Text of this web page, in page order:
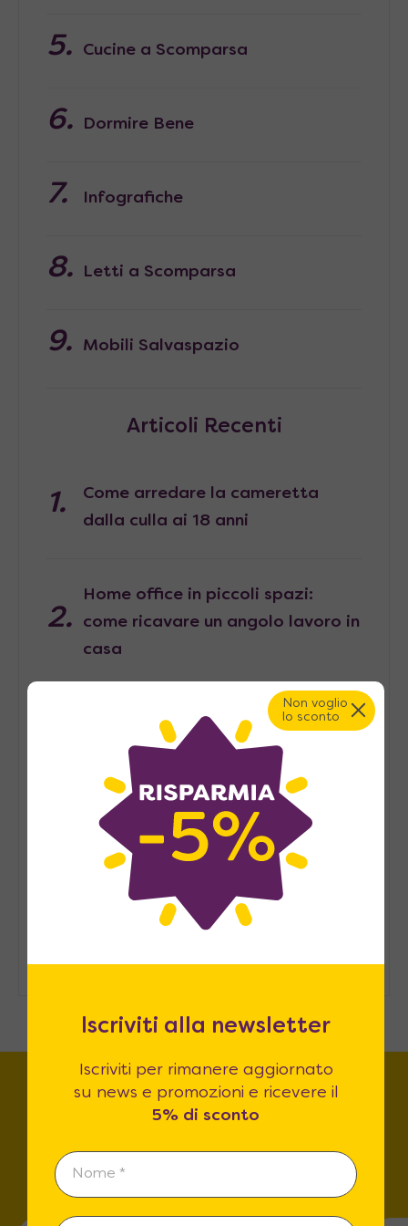
Cucine a Scomparsa
Dormire Bene
Infografiche
Letti a Scomparsa
Mobili Salvaspazio
Articoli Recenti
Come arredare la cameretta
dalla culla ai 18 anni
Home office in piccoli spazi:
come ricavare un angolo lavoro in
casa
Pied-à-terre, consigli per
arredarlo
Arredare casa in modo
sostenibile: consigli pratici
Come ospitare in casa senza una
Trova lo store più vicino a
te!
Non voglio
lo sconto
Iscriviti alla newsletter
Iscriviti per rimanere aggiornato
su news e promozioni e ricevere il
5% di sconto